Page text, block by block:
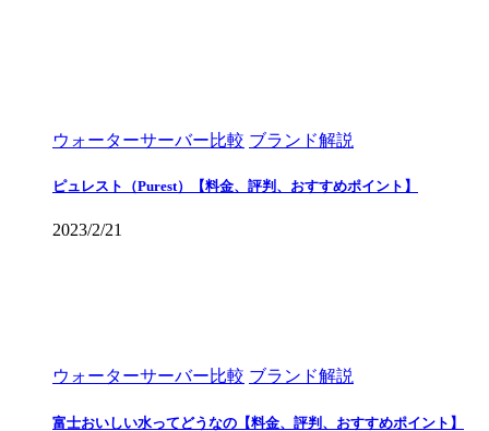
ウォーターサーバー比較 ブランド解説
ピュレスト（Purest）【料金、評判、おすすめポイント】
2023/2/21
ウォーターサーバー比較 ブランド解説
富士おいしい水ってどうなの【料金、評判、おすすめポイント】